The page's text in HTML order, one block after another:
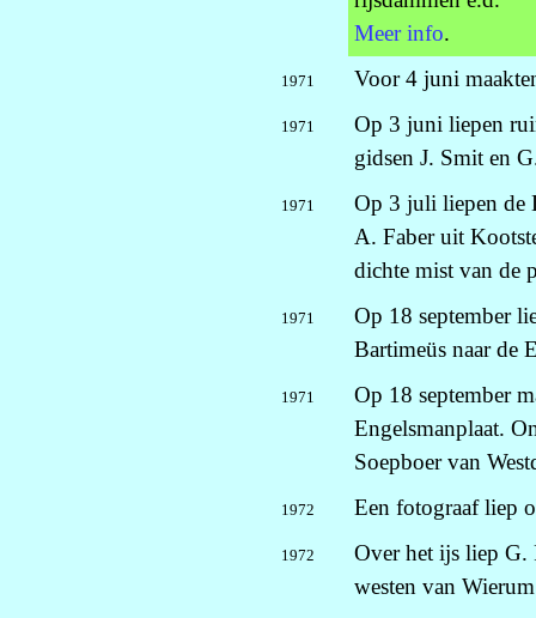
Meer info.
1971 Voor 4 juni
1971
Op 3 juni liepen
gidsen J. Smit en
1971
Op 3 juli liepen de
A. Faber uit
dichte mist van de
1971
Op 18 september
Bartimeüs naar de
1971
Op 18 september
Engelsmanplaat.
Soepboer van
1972 Een fotograaf liep
1972
Over het ijs liep G.
westen van